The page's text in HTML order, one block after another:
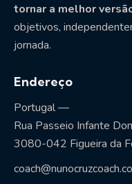
tornar a melhor
objetivos,
jornada.
Endereço
Portugal —
Rua Passeio Infante
3080-042 Figueira da